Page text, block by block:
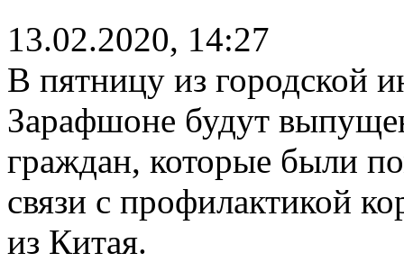
13.02.2020, 14:27
В пятницу из городской
Зарафшоне будут
граждан, которые были
связи с профилактикой
из Китая.